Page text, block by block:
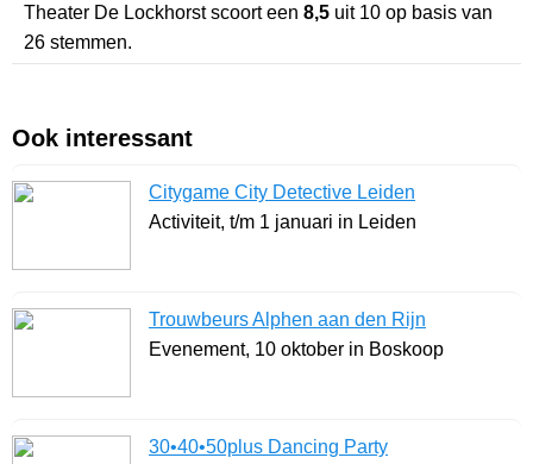
Theater De Lockhorstscoort een 8,5 uit 10 op basis van
26 stemmen.
Ook interessant
Citygame City Detective Leiden
Activiteit, t/m 1 januari in Leiden
Trouwbeurs Alphen aan den Rijn
Evenement, 10 oktober in Boskoop
30•40•50plus Dancing Party